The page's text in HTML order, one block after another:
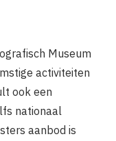
Museum
activiteiten
ook een
nationaal
aanbod is